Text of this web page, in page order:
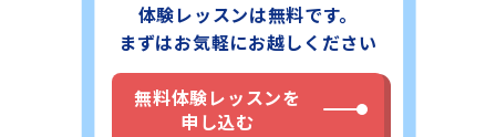
体験レッスンは無料です。
まずはお気軽にお越しください
無料体験レッスンを
申し込む